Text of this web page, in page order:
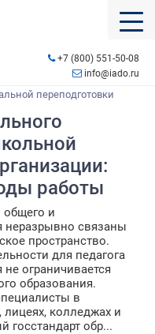
+7 (800) 551-50-08
info@iado.ru
переподготовки
работы
общего и
неразрывно связаны
пространство.
для педагога
ограничивается
образования.
в
колледжах и
обр...